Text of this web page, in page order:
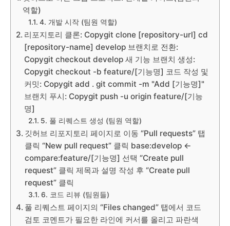
역할)
4. 개발 시작 (팀원 역할)
리포지토리 클론: Copygit clone [repository-url] cd
[repository-name] develop 브랜치로 전환:
Copygit checkout develop 새 기능 브랜치 생성:
Copygit checkout -b feature/[기능명] 코드 작성 및
커밋: Copygit add . git commit -m "Add [기능명]"
브랜치 푸시: Copygit push -u origin feature/[기능
명]
5. 풀 리퀘스트 생성 (팀원 역할)
깃허브 리포지토리 페이지로 이동 “Pull requests” 탭
클릭 “New pull request” 클릭 base:develop <-
compare:feature/[기능명] 선택 “Create pull
request” 클릭 제목과 설명 작성 후 “Create pull
request” 클릭
6. 코드 리뷰 (팀원들)
풀 리퀘스트 페이지의 “Files changed” 탭에서 코드
검토 코멘트가 필요한 라인에 커서를 올리고 파란색